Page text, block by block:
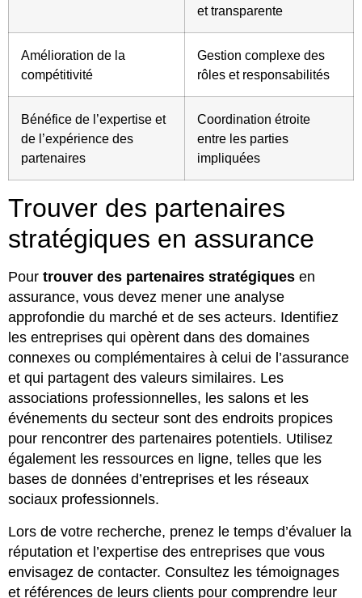
et transparente
Amélioration de la
compétitivité
Gestion complexe des
rôles et responsabilités
Bénéfice de l’expertise et
de l’expérience des
partenaires
Coordination étroite
entre les parties
impliquées
Trouver des partenaires
stratégiques en assurance
Pour trouver des partenaires stratégiques en
assurance, vous devez mener une analyse
approfondie du marché et de ses acteurs. Identifiez
les entreprises qui opèrent dans des domaines
connexes ou complémentaires à celui de l’assurance
et qui partagent des valeurs similaires. Les
associations professionnelles, les salons et les
événements du secteur sont des endroits propices
pour rencontrer des partenaires potentiels. Utilisez
également les ressources en ligne, telles que les
bases de données d’entreprises et les réseaux
sociaux professionnels.
Lors de votre recherche, prenez le temps d’évaluer la
réputation et l’expertise des entreprises que vous
envisagez de contacter. Consultez les témoignages
et références de leurs clients pour comprendre leur